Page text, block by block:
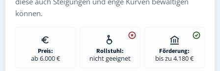
können.
Preis:
ab 6.000 €
Rollstuhl:
nicht geeignet
Förderung:
bis zu 4.180 €